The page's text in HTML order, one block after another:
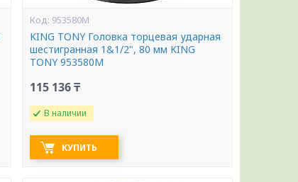
953580M
KING TONY Головка торцевая ударная
шестигранная 1&1/2", 80 мм KING
TONY 953580M
115 136 ₸
В наличии
КУПИТЬ